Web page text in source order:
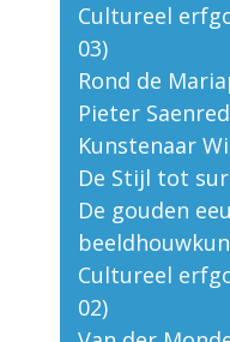
Cultureel
03)
Rond de
Pieter
Kunstenaar
De Stijl tot
De gouden
Cultureel
02)